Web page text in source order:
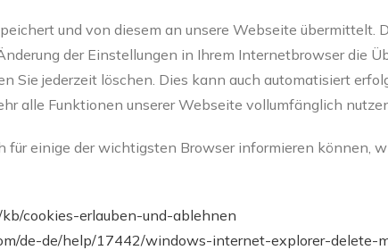
und von diesem an unsere Webseite übermittelt.
der Einstellungen in Ihrem Internetbrowser die
Sie jederzeit löschen. Dies kann auch automatisiert
alle Funktionen unserer Webseite vollumfänglich
für einige der wichtigsten Browser informieren können,
cookies-erlauben-und-ablehnen
de-de/help/17442/windows-internet-explorer-delete-